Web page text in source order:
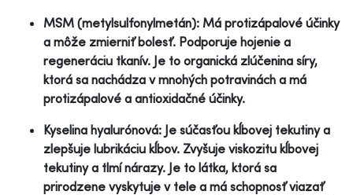
MSM (metylsulfonylmetán): Má protizápalové účinky
a môže zmierniť bolesť. Podporuje hojenie a
regeneráciu tkanív. Je to organická zlúčenina síry,
ktorá sa nachádza v mnohých potravinách a má
protizápalové a antioxidačné účinky.
Kyselina hyalurónová: Je súčasťou kĺbovej tekutiny a
zlepšuje lubrikáciu kĺbov. Zvyšuje viskozitu kĺbovej
tekutiny a tlmí nárazy. Je to látka, ktorá sa
prirodzene vyskytuje v tele a má schopnosť viazať